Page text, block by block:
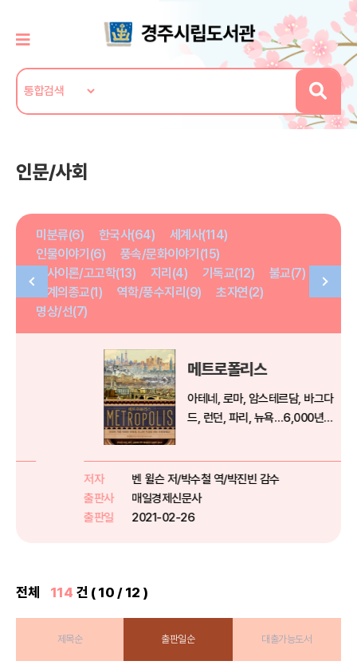
인문/사회
미분류(6) 한국사(64)
세계사(114)
인물이야기(6)
풍속/문화이야기(15)
역사이론/고고학(13)
지리(4) 기독교(12)
불교(7)
세계의종교(1)
역학/풍수지리(9)
초자연(2)
명상/선(7)
메트로폴리스
아테네, 로마, 암스테르담, 바그다
드, 런던, 파리, 뉴욕…6,000년간
인류 문명을 꽃피운 26개 도시로
떻게 탄생했으며, 어떻게 인류의 삶
을 지배했는가?- 정치, 국제교역,
기술발전, 예술 등 문명...
벤 윌슨 저/박수철 역/박진빈 감수
매일경제신문사
2021-02-26
전체 114 건 ( 10 / 12 )
제목순 출판일순 대출가능도서